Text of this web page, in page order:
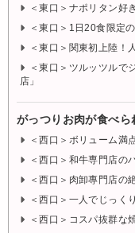
＜東口＞ナポリタン好
＜東口＞1日20食限定
＜東口＞関東初上陸！
＜東口＞ツルッツルで
店」
がっつりお肉が食べら
＜西口＞ボリューム満
＜西口＞和牛専門店の
＜西口＞肉卸專門店の
＜西口＞一人でじっく
＜西口＞コスパ抜群な